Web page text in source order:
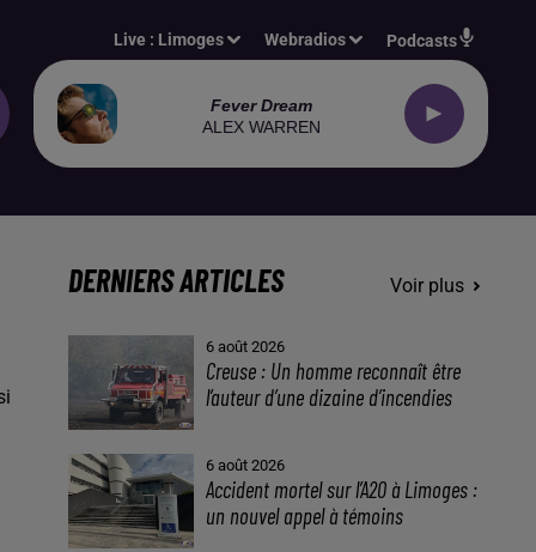
Live : Limoges Webradios Podcasts
Fever Dream
ALEX WARREN
DERNIERS ARTICLES Voir plus
6 août 2026
Creuse : Un homme reconnaît être
l’auteur d’une dizaine d’incendies
6 août 2026
Accident mortel sur l’A20 à Limoges :
un nouvel appel à témoins